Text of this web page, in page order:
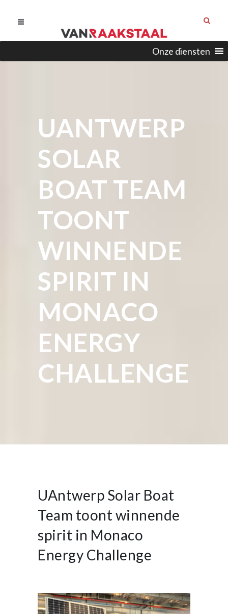
Onze diensten
UANTWERP
SOLAR
BOAT TEAM
TOONT
WINNENDE
SPIRIT IN
MONACO
ENERGY
CHALLENGE
UAntwerp Solar Boat
Team toont winnende
spirit in Monaco
Energy Challenge